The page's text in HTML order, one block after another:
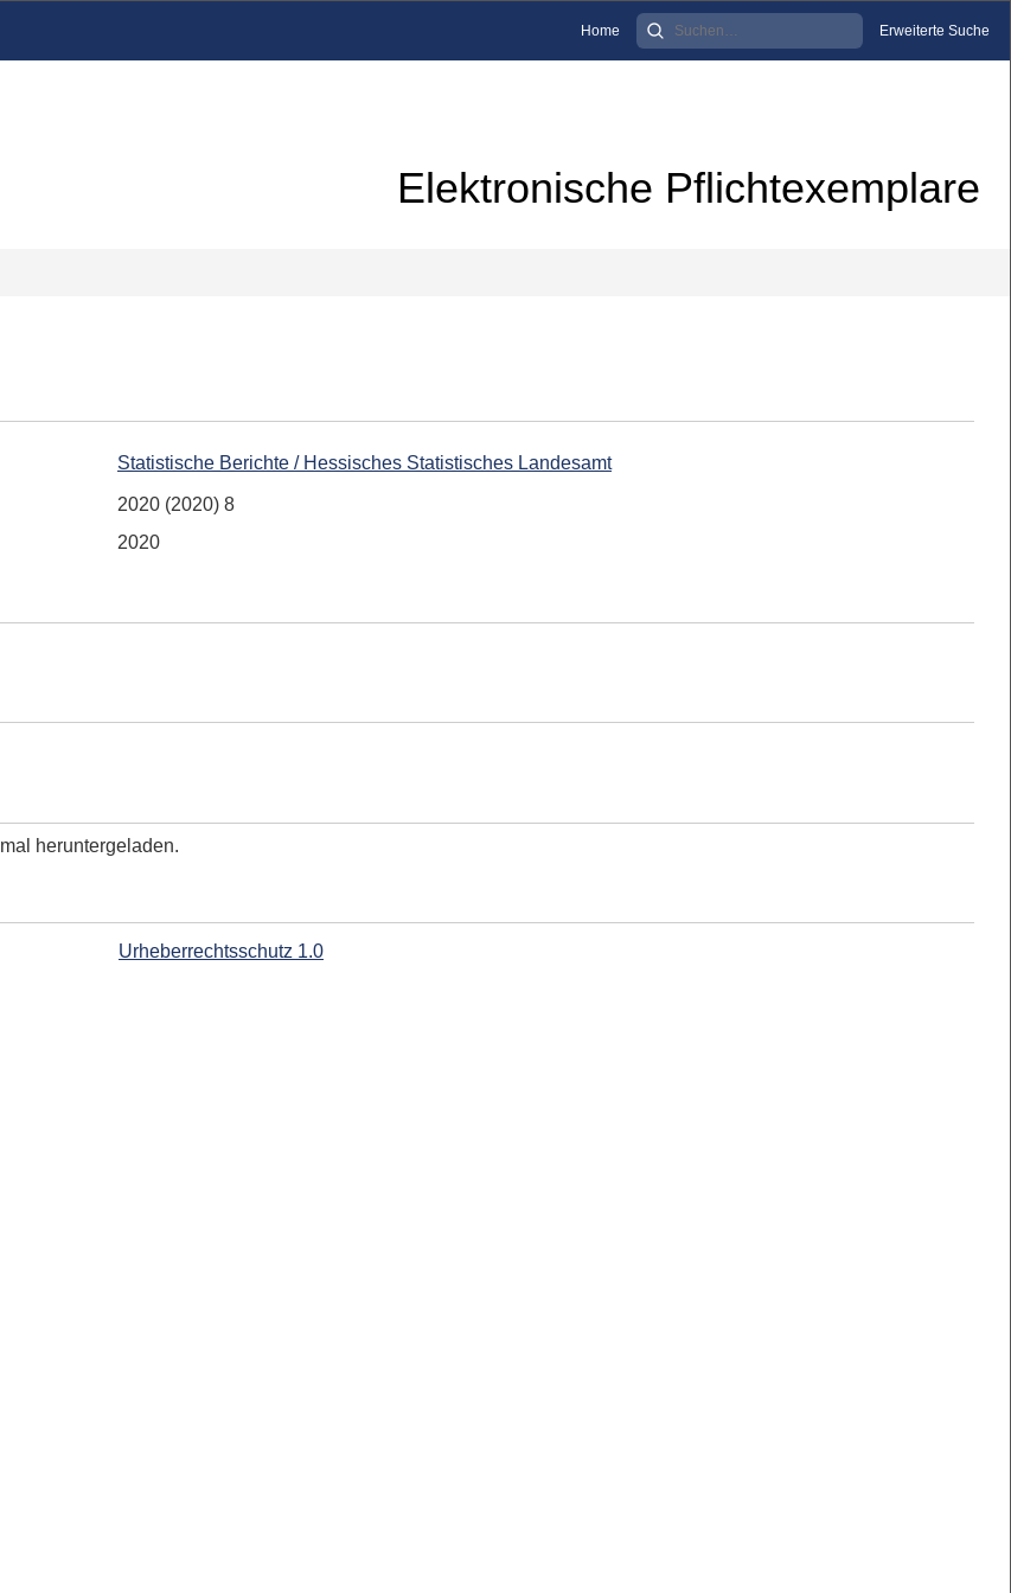
Home Erweiterte Suche
Elektronische Pflichtexemplare
Statistische Berichte / Hessisches Statistisches Landesamt
2020 (2020) 8
2020
mal heruntergeladen.
Urheberrechtsschutz 1.0